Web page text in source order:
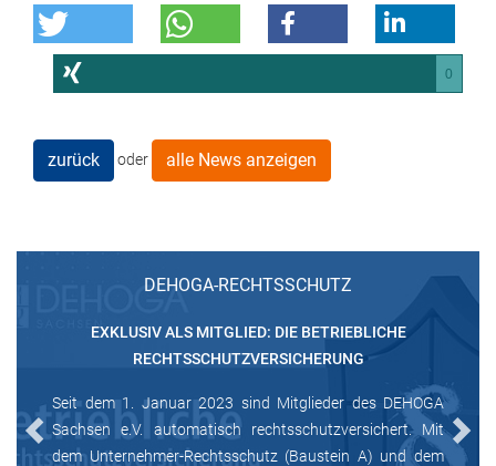
0
zurück oder alle News anzeigen
DEHOGA-RECHTSSCHUTZ
EXKLUSIV ALS MITGLIED: DIE BETRIEBLICHE
RECHTSSCHUTZVERSICHERUNG
Seit dem 1. Januar 2023 sind Mitglieder des DEHOGA
Sachsen e.V. automatisch rechtsschutzversichert. Mit
dem Unternehmer-Rechtsschutz (Baustein A) und dem
Previous Next